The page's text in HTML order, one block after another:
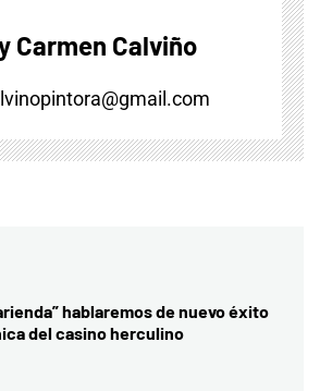
Carmen Calviño
hablaremos de nuevo éxito
del casino herculino